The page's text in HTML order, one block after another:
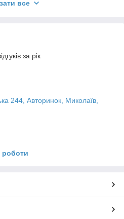
гак без особливих
"Американець під
все
за рік
244, Авторинок, Миколаїв,
роботи